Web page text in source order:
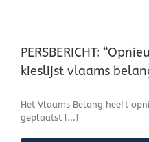
PERSBERICHT:
kieslijst vlaams
Het Vlaams Belang heeft
geplaatst [...]